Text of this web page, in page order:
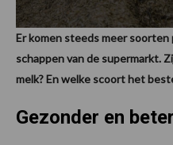
Er komen steeds meer
schappen van de supermarkt.
melk? En welke scoort het
Gezonder en